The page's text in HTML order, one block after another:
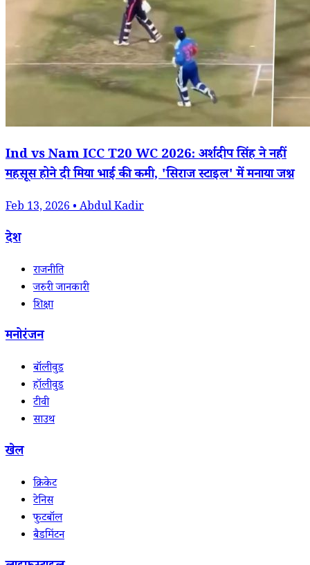
Ind vs Nam ICC T20 WC 2026: अर्शदीप सिंह ने नहीं
महसूस होने दी मिया भाई की कमी, 'सिराज स्टाइल' में मनाया जश्न
Feb 13, 2026 • Abdul Kadir
देश
राजनीति
जरुरी जानकारी
शिक्षा
मनोरंजन
बॉलीवुड
हॉलीवुड
टीवी
साउथ
खेल
क्रिकेट
टेनिस
फुटबॉल
बैडमिंटन